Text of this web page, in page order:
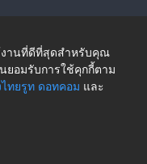
งานที่ดีที่สุดสำหรับคุณ
ยอมรับการใช้คุกกี้ตาม
ทยรูท ดอทคอม และ